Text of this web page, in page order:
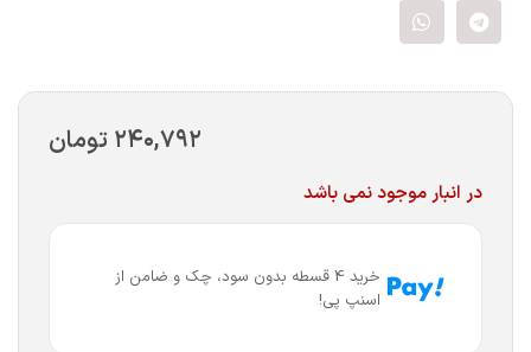
۲۴۰,۷۹۲ تومان
در انبار موجود نمی باشد
خرید 4 قسطه بدون سود، چک و ضامن از
اسنپ پی!